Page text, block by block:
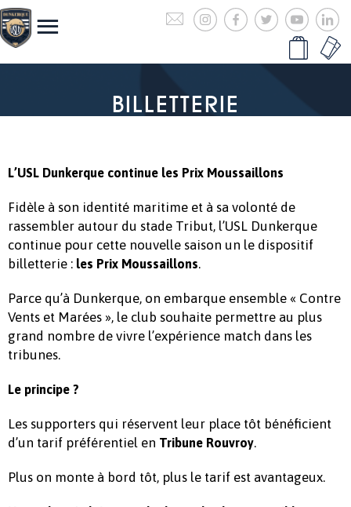
BILLETTERIE
L’USL Dunkerque continue les Prix Moussaillons
Fidèle à son identité maritime et à sa volonté de
rassembler autour du stade Tribut, l’USL Dunkerque
continue pour cette nouvelle saison un le dispositif
billetterie : les Prix Moussaillons.
Parce qu’à Dunkerque, on embarque ensemble « Contre
Vents et Marées », le club souhaite permettre au plus
grand nombre de vivre l’expérience match dans les
tribunes.
Le principe ?
Les supporters qui réservent leur place tôt bénéficient
d’un tarif préférentiel en Tribune Rouvroy.
Plus on monte à bord tôt, plus le tarif est avantageux.